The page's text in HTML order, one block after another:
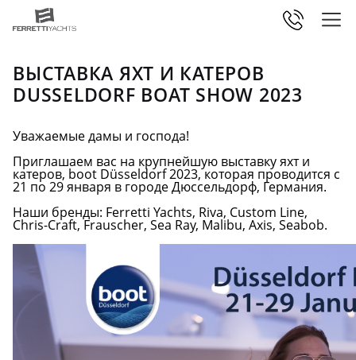
ВЫСТАВКА ЯХТ И КАТЕРОВ
DUSSELDORF BOAT SHOW 2023
Уважаемые дамы и господа!
Приглашаем вас на крупнейшую выставку яхт и
катеров, boot Düsseldorf 2023, которая проводится c
21 по 29 января в городе Дюссельдорф, Германия.
Наши бренды: Ferretti Yachts, Riva, Custom Line,
Chris-Craft, Frauscher, Sea Ray, Malibu, Axis, Seabob.